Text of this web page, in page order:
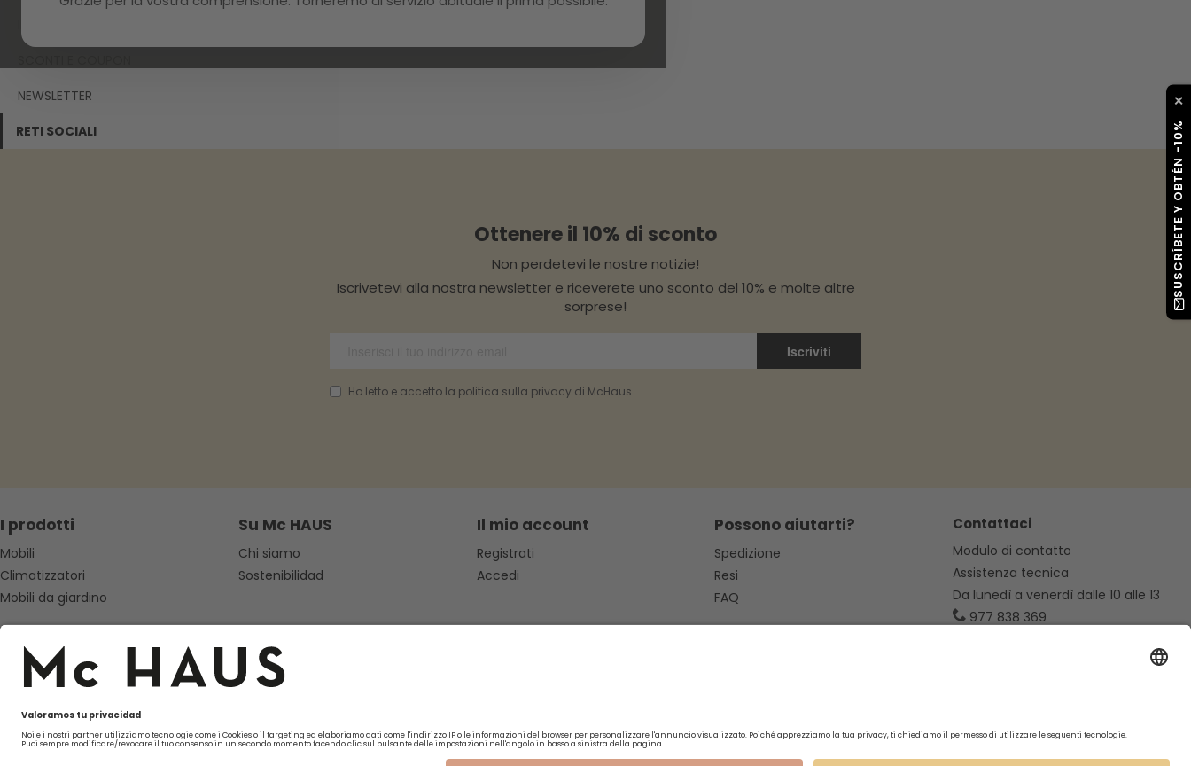
NEWSLETTER
RETI SOCIALI
Ottenere il 10% di sconto
Non perdetevi le nostre notizie!
Iscrivetevi alla nostra newsletter e riceverete uno sconto del 10% e molte altre
sorprese!
Iscriviti
Ho letto e accetto la politica sulla privacy di McHaus
✕
SUSCRÍBETE Y OBTÉN -10%
I prodotti
Mobili
Climatizzatori
Mobili da giardino
Su Mc HAUS
Chi siamo
Sostenibilidad
Il mio account
Registrati
Accedi
Possono aiutarti?
Spedizione
Resi
FAQ
Contattaci
Modulo di contatto
Assistenza tecnica
Da lunedì a venerdì dalle 10 alle 13
977 838 369
Seguici